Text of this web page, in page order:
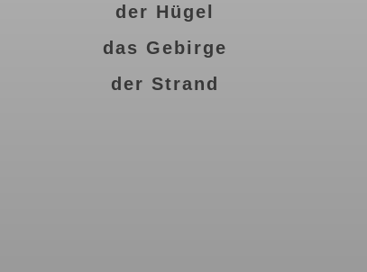
der Hügel
das Gebirge
der Strand